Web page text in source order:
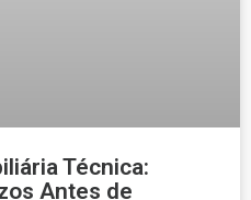
Técnica:
Antes de